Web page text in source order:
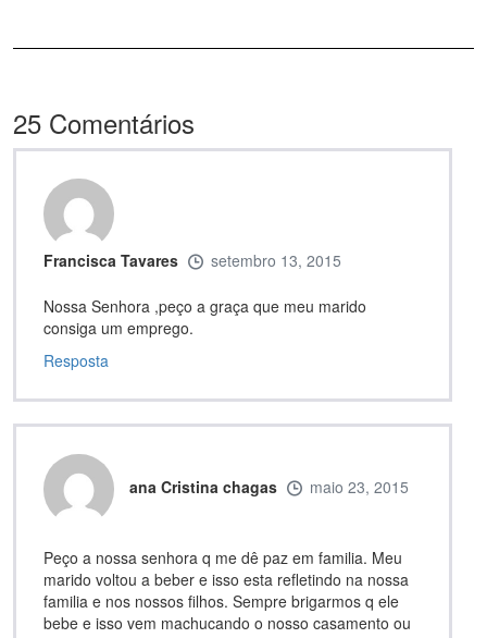
25 Comentários
Francisca Tavares setembro 13, 2015
Nossa Senhora ,peço a graça que meu marido
consiga um emprego.
Resposta
ana Cristina chagas maio 23, 2015
Peço a nossa senhora q me dê paz em familia. Meu
marido voltou a beber e isso esta refletindo na nossa
familia e nos nossos filhos. Sempre brigarmos q ele
bebe e isso vem machucando o nosso casamento ou